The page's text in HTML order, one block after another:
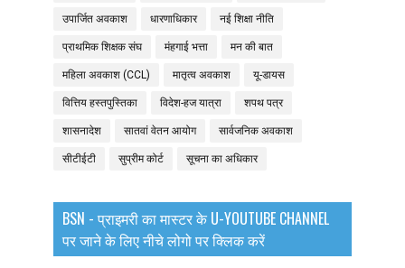
उपार्जित अवकाश धारणाधिकार नई शिक्षा नीति
प्राथमिक शिक्षक संघ मंहगाई भत्ता मन की बात
महिला अवकाश (CCL) मातृत्व अवकाश यू-डायस
वित्तिय हस्तपुस्तिका विदेश-हज यात्रा शपथ पत्र
शासनादेश सातवां वेतन आयोग सार्वजनिक अवकाश
सीटीईटी सुप्रीम कोर्ट सूचना का अधिकार
BSN - प्राइमरी का मास्टर के U-YOUTUBE CHANNEL
पर जाने के लिए नीचे लोगो पर क्लिक करें